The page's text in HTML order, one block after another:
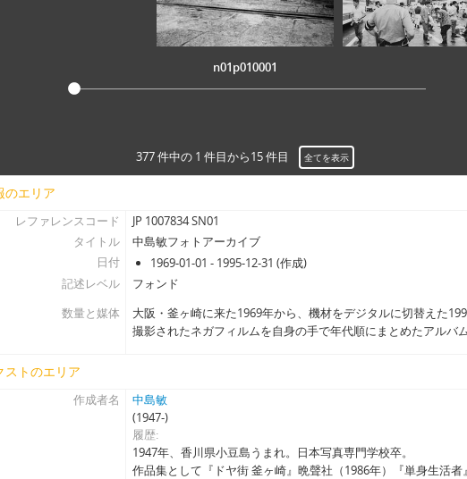
n01p010001
377 件中の 1 件目から15 件目 全てを表示
のエリア
レファレンスコード
JP 1007834 SN01
タイトル
中島敏フォトアーカイブ
日付
1969-01-01 - 1995-12-31 (作成)
記述レベル
フォンド
数量と媒体
大阪・釜ヶ崎に来た1969年から、機材をデジタルに切替えた
撮影されたネガフィルムを自身の手で年代順にまとめたアルバム
ストのエリア
作成者名
中島敏
(1947-)
履歴
1947年、香川県小豆島うまれ。日本写真専門学校卒。
作品集として『ドヤ街 釜ヶ崎』晩聲社（1986年）『単身生活者